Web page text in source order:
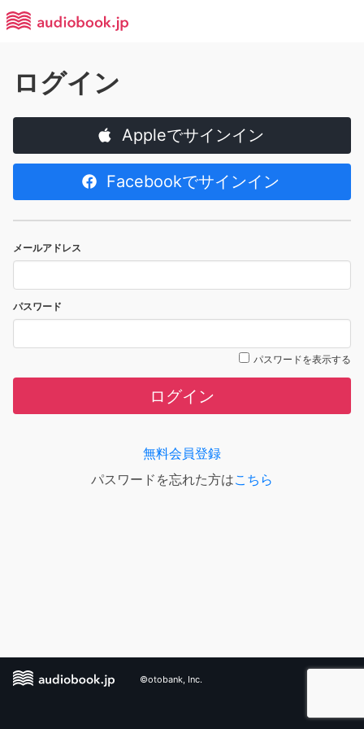
ログイン
Appleでサインイン
Facebookでサインイン
メールアドレス
パスワード
パスワードを表示する
ログイン
無料会員登録
パスワードを忘れた方はこちら
©otobank, Inc.